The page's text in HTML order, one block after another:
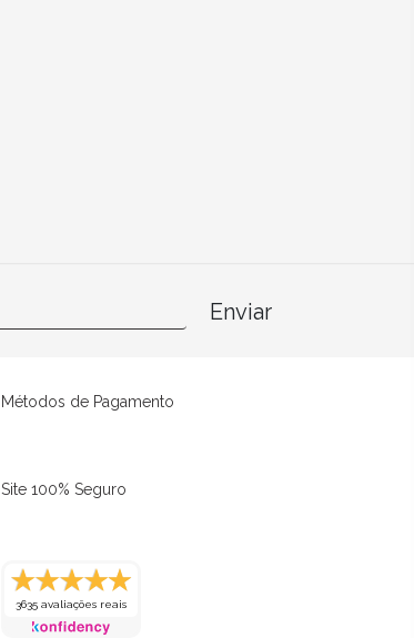
Enviar
Métodos de Pagamento
Site 100% Seguro
3635 avaliações reais